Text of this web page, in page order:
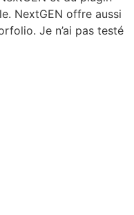
NextGEN offre aussi
Je n’ai pas testé